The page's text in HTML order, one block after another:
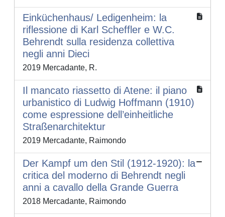
Einküchenhaus/ Ledigenheim: la
riflessione di Karl Scheffler e W.C.
Behrendt sulla residenza collettiva
negli anni Dieci
2019 Mercadante, R.
Il mancato riassetto di Atene: il piano
urbanistico di Ludwig Hoffmann (1910)
come espressione dell’einheitliche
Straßenarchitektur
2019 Mercadante, Raimondo
Der Kampf um den Stil (1912-1920): la
critica del moderno di Behrendt negli
anni a cavallo della Grande Guerra
2018 Mercadante, Raimondo